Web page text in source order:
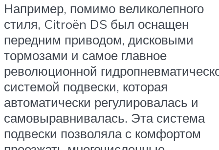
Например, помимо великолепного
стиля, Citroën DS был оснащен
передним приводом, дисковыми
тормозами и самое главное
революционной
системой подвески, которая
автоматически регулировалась и
самовыравнивалась. Эта система
подвески позволяла с комфортом